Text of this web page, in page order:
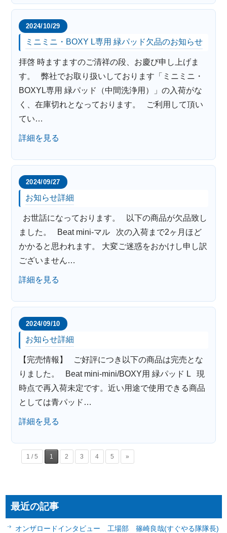
2024/10/29
ミニミニ・BOXY L専用 緑パッド欠品のお知らせ
拝啓 時ますますのご清祥の段、お慶び申し上げま
す。 弊社でお取り扱いしております「ミニミニ・
BOXYL専用 緑パッド（中間洗浄用）」の入荷がな
く、在庫切れとなっております。 ご利用して頂い
てい…
詳細を見る
2024/09/27
お知らせ詳細
お世話になっております。 以下の商品が欠品致し
ました。 Beat mini-マル 次の入荷まで2ヶ月ほど
かかると思われます。 大変ご迷惑をおかけし申し訳
ございません…
詳細を見る
2024/09/10
お知らせ詳細
【完売情報】 ご好評につき以下の商品は完売とな
りました。 Beat mini-mini/BOXY用 緑パッド L 現
時点で再入荷未定です。近い用途で使用できる商品
としては青パッド…
詳細を見る
1 / 5 1 2 3 4 5 »
最近の記事
オンザロードインタビュー 工場部 篠崎良哉(すぐやる隊隊長)